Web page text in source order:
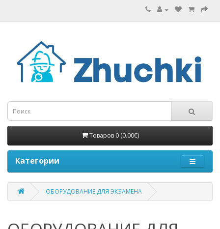
Товаров 0 (0.00€)
Категории
ОБОРУДОВАНИЕ ДЛЯ ЭКЗАМЕНА